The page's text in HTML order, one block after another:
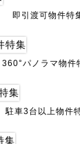
即引渡可物件特
360°パノラマ物件
駐車3台以上物件